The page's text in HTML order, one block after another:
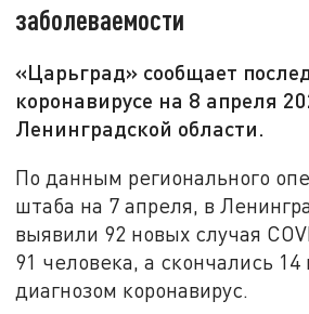
заболеваемости
«Царьград» сообщает
коронавирусе на 8 апреля
Ленинградской области.
По данным регионального
штаба на 7 апреля, в
выявили 92 новых случая
91 человека, а скончались 14
диагнозом коронавирус.